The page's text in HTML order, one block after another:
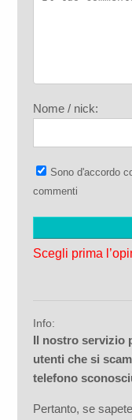
Nome / nick:
Sono d'accordo
commenti
Scegli prima
Info:
Il nostro servizio
utenti che si
telefono
Pertanto, se